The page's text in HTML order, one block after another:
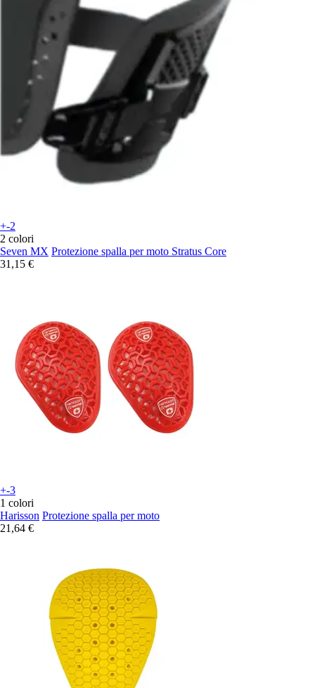
+-2
2 colori
Seven MX Protezione spalla per moto Stratus Core
31,15 €
+-3
1 colori
Harisson Protezione spalla per moto
21,64 €